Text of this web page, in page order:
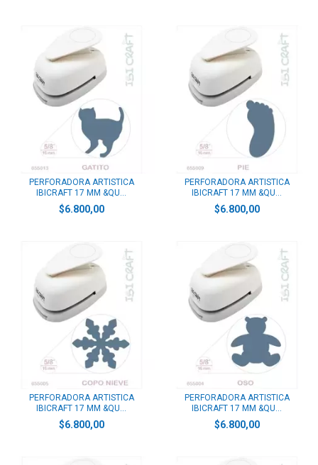
PERFORADORA ARTISTICA
IBICRAFT 17 MM &QU...
$6.800,00
PERFORADORA ARTISTICA
IBICRAFT 17 MM &QU...
$6.800,00
PERFORADORA ARTISTICA
IBICRAFT 17 MM &QU...
$6.800,00
PERFORADORA ARTISTICA
IBICRAFT 17 MM &QU...
$6.800,00